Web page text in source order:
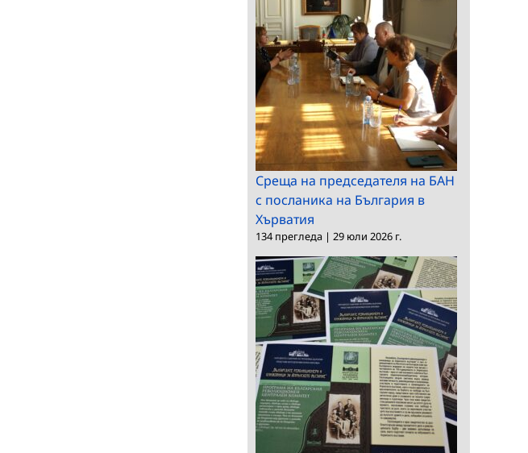
Среща на председателя на БАН
с посланика на България в
Хърватия
134 прегледа | 29 юли 2026 г.